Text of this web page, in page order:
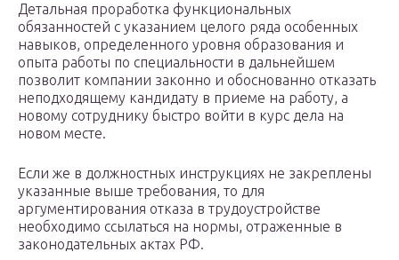
Детальная проработка функциональных
обязанностей с указанием целого ряда особенных
навыков, определенного уровня образования и
опыта работы по специальности в дальнейшем
позволит компании законно и обоснованно отказать
неподходящему кандидату в приеме на работу, а
новому сотруднику быстро войти в курс дела на
новом месте.
Если же в должностных инструкциях не закреплены
указанные выше требования, то для
аргументирования отказа в трудоустройстве
необходимо ссылаться на нормы, отраженные в
законодательных актах РФ.